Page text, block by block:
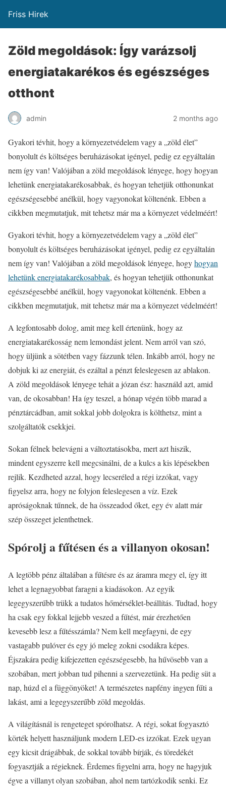
Friss Hirek
Zöld megoldások: Így varázsolj
energiatakarékos és egészséges
otthont
admin 2 months ago
Gyakori tévhit, hogy a környezetvédelem vagy a „zöld élet”
bonyolult és költséges beruházásokat igényel, pedig ez egyáltalán
nem így van! Valójában a zöld megoldások lényege, hogy hogyan
lehetünk energiatakarékosabbak, és hogyan tehetjük otthonunkat
egészségesebbé anélkül, hogy vagyonokat költenénk. Ebben a
cikkben megmutatjuk, mit tehetsz már ma a környezet védelméért!
Gyakori tévhit, hogy a környezetvédelem vagy a „zöld élet”
bonyolult és költséges beruházásokat igényel, pedig ez egyáltalán
nem így van! Valójában a zöld megoldások lényege, hogyhogyan
lehetünk energiatakarékosabbak, és hogyan tehetjük otthonunkat
egészségesebbé anélkül, hogy vagyonokat költenénk. Ebben a
cikkben megmutatjuk, mit tehetsz már ma a környezet védelméért!
A legfontosabb dolog, amit meg kell értenünk, hogy az
energiatakarékosság nem lemondást jelent. Nem arról van szó,
hogy üljünk a sötétben vagy fázzunk télen. Inkább arról, hogy ne
dobjuk ki az energiát, és ezáltal a pénzt feleslegesen az ablakon.
A zöld megoldások lényege tehát a józan ész: használd azt, amid
van, de okosabban! Ha így teszel, a hónap végén több marad a
pénztárcádban, amit sokkal jobb dolgokra is költhetsz, mint a
szolgáltatók csekkjei.
Sokan félnek belevágni a változtatásokba, mert azt hiszik,
mindent egyszerre kell megcsinálni, de a kulcs a kis lépésekben
rejlik. Kezdheted azzal, hogy lecseréled a régi izzókat, vagy
figyelsz arra, hogy ne folyjon feleslegesen a víz. Ezek
apróságoknak tűnnek, de ha összeadod őket, egy év alatt már
szép összeget jelenthetnek.
Spórolj a fűtésen és a villanyon okosan!
A legtöbb pénz általában a fűtésre és az áramra megy el, így itt
lehet a legnagyobbat faragni a kiadásokon. Az egyik
legegyszerűbb trükk a tudatos hőmérséklet-beállítás. Tudtad, hogy
ha csak egy fokkal lejjebb veszed a fűtést, már érezhetően
kevesebb lesz a fűtésszámla? Nem kell megfagyni, de egy
vastagabb pulóver és egy jó meleg zokni csodákra képes.
Éjszakára pedig kifejezetten egészségesebb, ha hűvösebb van a
szobában, mert jobban tud pihenni a szervezetünk. Ha pedig süt a
nap, húzd el a függönyöket! A természetes napfény ingyen fűti a
lakást, ami a legegyszerűbb zöld megoldás.
A világításnál is rengeteget spórolhatsz. A régi, sokat fogyasztó
körték helyett használjunk modern LED-es izzókat. Ezek ugyan
egy kicsit drágábbak, de sokkal tovább bírják, és töredékét
fogyasztják a régieknek. Érdemes figyelni arra, hogy ne hagyjuk
égve a villanyt olyan szobában, ahol nem tartózkodik senki. Ez